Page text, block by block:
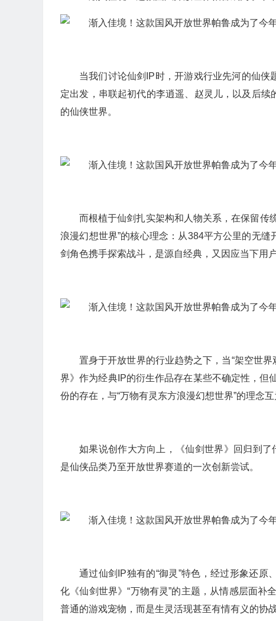
当我们讨论仙剑IP时，开游戏行业先河的仙
定出发，串联起初代的李逍遥、赵灵儿，以及后
的仙侠世界。
而根植于仙剑扎实架构和人物关系，在保留传
浪漫幻想世界”的核心理念：从384平方公里的无
剑角色携手探索战斗，是源自经典，又因应当下用
置身于开放世界的行业趋势之下，当“架空世
界》作为经典IP的衍生作品存在某些不确定性，但
份的存在，与“万物有灵东方浪漫幻想世界”的理念互
如果说创作大方向上，《仙剑世界》回归到了
是仙侠品类乃至开放世界赛道的一次创新尝试。
通过仙剑IP独有的“御灵”特色，经过形象还
化《仙剑世界》“万物有灵”的主题，从情感层面补
普通的游戏宠物，而是生灵活现甚至有情有义的协